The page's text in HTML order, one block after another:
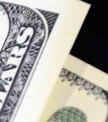
ve
eğitimi